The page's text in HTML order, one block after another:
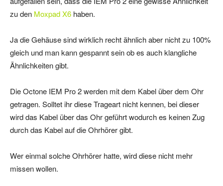
zu den Moxpad X6 haben.
Ja die Gehäuse sind wirklich recht ähnlich aber nicht zu 100%
gleich und man kann gespannt sein ob es auch klangliche
Ähnlichkeiten gibt.
Die Octone IEM Pro 2 werden mit dem Kabel über dem Ohr
getragen. Solltet ihr diese Trageart nicht kennen, bei dieser
wird das Kabel über das Ohr geführt wodurch es keinen Zug
durch das Kabel auf die Ohrhörer gibt.
Wer einmal solche Ohrhörer hatte, wird diese nicht mehr
missen wollen.